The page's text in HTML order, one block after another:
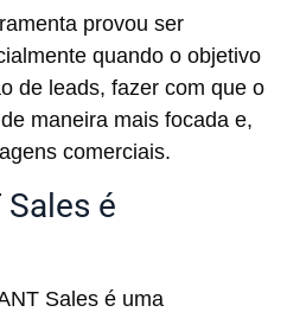
provou ser
quando o objetivo
de leads, fazer com que o
maneira mais focada e,
comerciais.
Sales é
Sales é uma